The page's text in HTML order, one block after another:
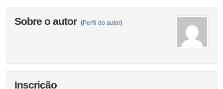
Sobre o autor (Perfil do autor)
Inscrição